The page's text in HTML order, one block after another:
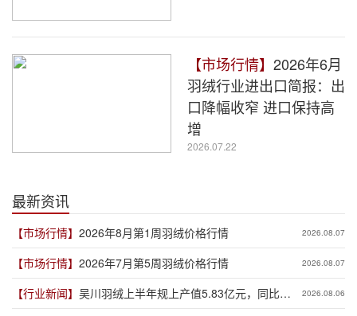
【市场行情】 2026年6月
羽绒行业进出口简报：出
口降幅收窄 进口保持高
增
2026.07.22
最新资讯
【市场行情】 2026年8月第1周羽绒价格行情 2026.08.07
【市场行情】 2026年7月第5周羽绒价格行情 2026.08.07
【行业新闻】 吴川羽绒上半年规上产值5.83亿元，同比增
长19.3%
2026.08.06